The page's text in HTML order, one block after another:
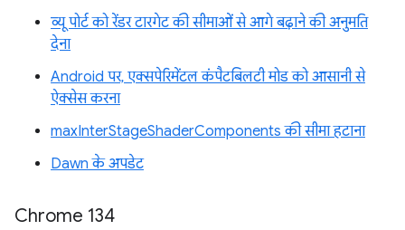
व्यू पोर्ट को रेंडर टारगेट की सीमाओं से आगे बढ़ाने की अनुमति
देना
Android पर, एक्सपेरिमेंटल कंपैटबिलटी मोड को आसानी से
ऐक्सेस करना
maxInterStageShaderComponents की सीमा हटाना
Dawn के अपडेट
Chrome 134